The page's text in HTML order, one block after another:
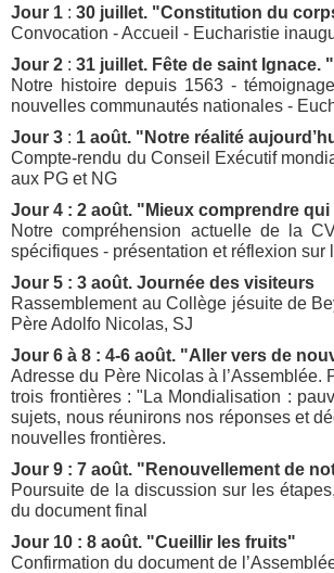
Jour 1 :30 juillet. "Constitution du
Convocation - Accueil - Eucharistie
Jour 2 :31 juillet. Fête de saint
Notre histoire depuis 1563 -
nouvelles communautés nationales -
Jour 3 : 1 août. "Notre réalité
Compte-rendu du Conseil Exécutif
aux PG et NG
Jour 4 : 2 août. "Mieux comprendre
Notre compréhension actuelle de la
spécifiques - présentation et réflexion
Jour 5 : 3 août. Journée des visiteurs
Rassemblement au Collège jésuite de
Père Adolfo Nicolas, SJ
Jour 6 à 8 : 4-6 août. "Aller vers de
Adresse du Père Nicolas à l’Assemblée.
trois frontières : "La Mondialisation :
sujets, nous réunirons nos réponses et
nouvelles frontières.
Jour 9 : 7 août. "Renouvellement de
Poursuite de la discussion sur les
du document final
Jour 10 : 8 août. "Cueillir les fruits"
Confirmation du document de